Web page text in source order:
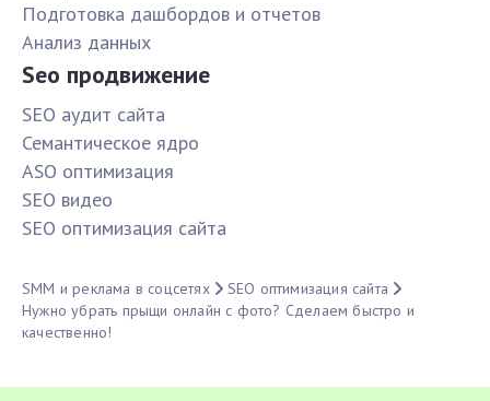
Подготовка дашбордов и отчетов
Анализ данных
Seo продвижение
SЕО аудит сайта
Семантическое ядро
ASO оптимизация
SЕО видео
SЕО оптимизация сайта
SMM и реклама в соцсетях
SЕО оптимизация сайта
Нужно убрать прыщи онлайн с фото? Сделаем быстро и
качественно!